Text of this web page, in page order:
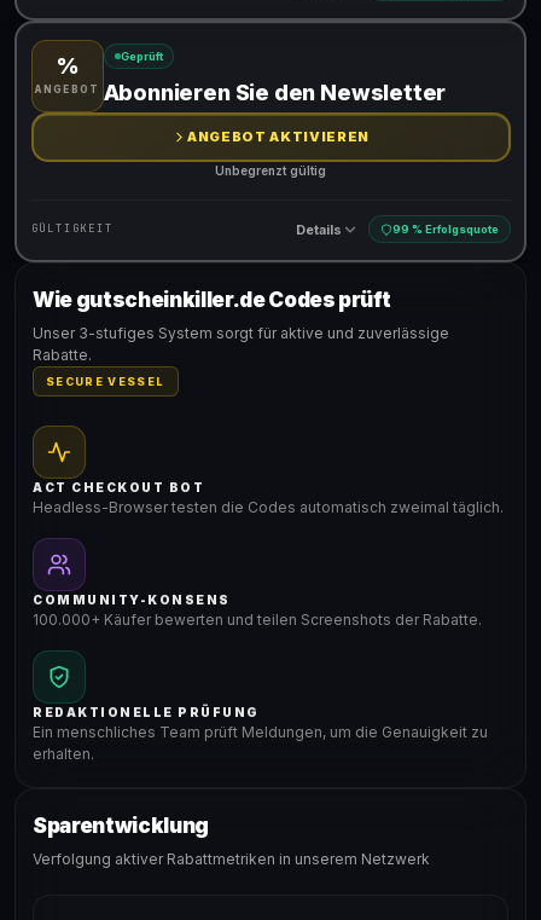
Gültig für teilnehmende Produkte
%
ANGEBOT
Geprüft
Abonnieren Sie den Newsletter
ANGEBOT AKTIVIEREN
Unbegrenzt gültig
GÜLTIGKEIT Details 99 % Erfolgsquote
Gültig für teilnehmende Produkte
Wie gutscheinkiller.de Codes prüft
Unser 3-stufiges System sorgt für aktive und zuverlässige
Rabatte.
SECURE VESSEL
ACT CHECKOUT BOT
Headless-Browser testen die Codes automatisch zweimal täglich.
COMMUNITY-KONSENS
100.000+ Käufer bewerten und teilen Screenshots der Rabatte.
REDAKTIONELLE PRÜFUNG
Ein menschliches Team prüft Meldungen, um die Genauigkeit zu
erhalten.
Sparentwicklung
Verfolgung aktiver Rabattmetriken in unserem Netzwerk